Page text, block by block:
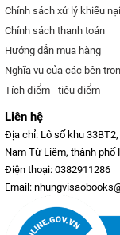
Chính sách xử lý khiếu nại
Chính sách thanh toán
Hướng dẫn mua hàng
Nghĩa vụ của các bên
Tích điểm - tiêu điểm
Liên hệ
Địa chỉ: Lô số khu
Nam Từ Liêm, thành phố
Điện thoại: 0382911286
Email: